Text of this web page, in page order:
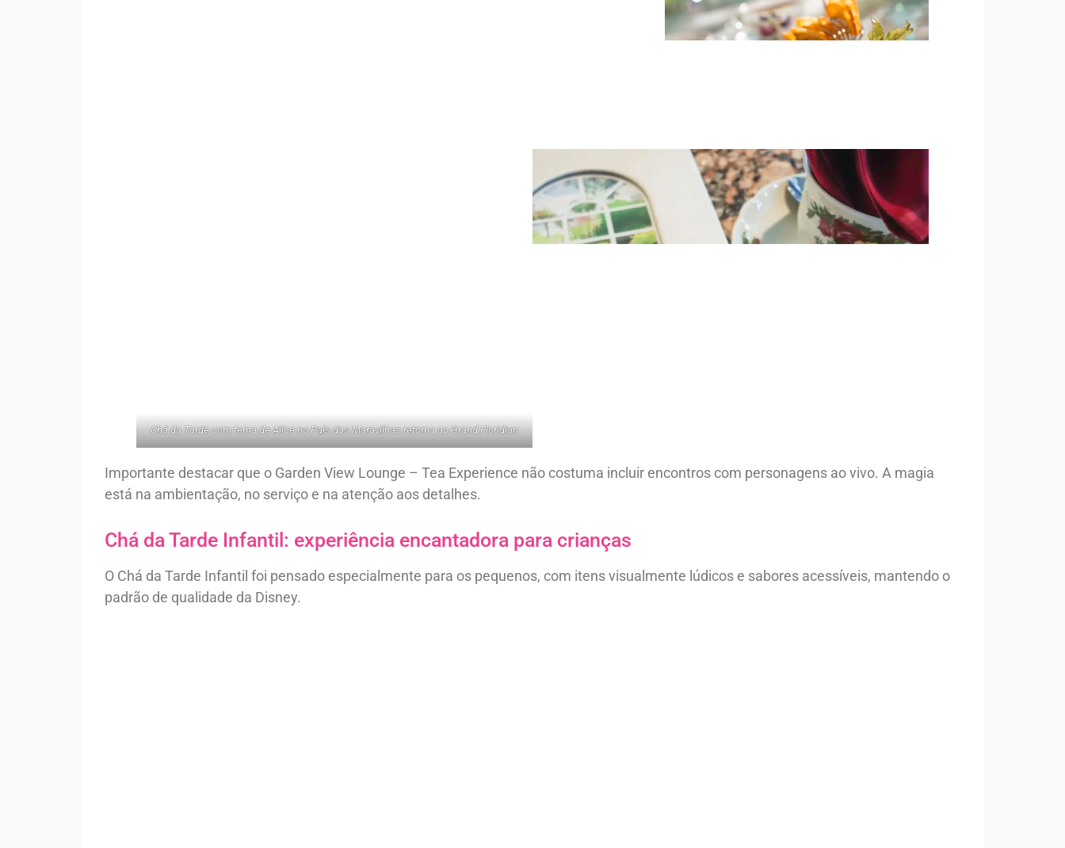
Chá da Tarde com tema de Alice no País das Maravilhas retorna ao Grand Floridian
Importante destacar que o Garden View Lounge – Tea Experience não costuma incluir encontros com personagens ao vivo. A magia
está na ambientação, no serviço e na atenção aos detalhes.
Chá da Tarde Infantil: experiência encantadora para crianças
O Chá da Tarde Infantil foi pensado especialmente para os pequenos, com itens visualmente lúdicos e sabores acessíveis, mantendo o
padrão de qualidade da Disney.